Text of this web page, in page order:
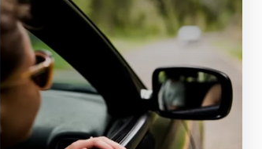
dodehoek detectie
elektrisch
Apple Carplay/Android Auto
audio